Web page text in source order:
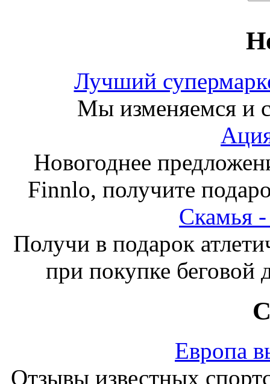
Лучший
Мы изменяемся и
Новогоднее
Finnlo, получите
Получи в подарок
при покупке беговой
Европа
Отзывы известных